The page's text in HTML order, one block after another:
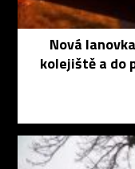
Nová
kolejiště a do